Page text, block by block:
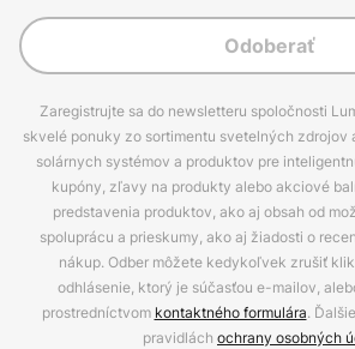
Odoberať
Zaregistrujte sa do newsletteru spoločnosti
skvelé ponuky zo sortimentu svetelných zdrojov
solárnych systémov a produktov pre
kupóny, zľavy na produkty alebo akciové
predstavenia produktov, ako aj obsah od
spoluprácu a prieskumy, ako aj žiadosti o
nákup. Odber môžete kedykoľvek zrušiť
odhlásenie, ktorý je súčasťou e-mailov,
prostredníctvom kontaktného formulára.
pravidlách ochrany osobných